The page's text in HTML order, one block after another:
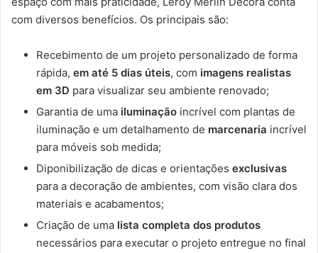
com diversos benefícios. Os principais são:
Recebimento de um projeto personalizado de forma
rápida, em até 5 dias úteis, com imagens realistas
em 3D para visualizar seu ambiente renovado;
Garantia de uma iluminação incrível com plantas de
iluminação e um detalhamento de marcenaria incrível
para móveis sob medida;
Diponibilização de dicas e orientações exclusivas
para a decoração de ambientes, com visão clara dos
materiais e acabamentos;
Criação de uma lista completa dos produtos
necessários para executar o projeto entregue no final